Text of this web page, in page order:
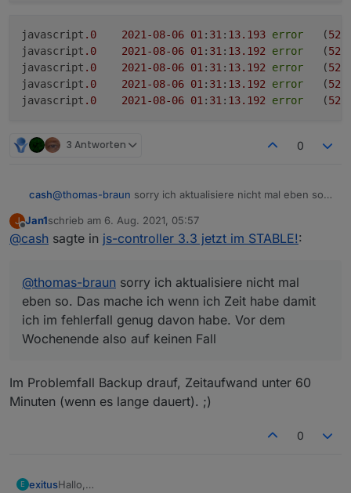
javascript .0 2021 -08-06 01 : 31 : 13.193 error
	(
javascript .0 2021 -08-06 01 : 31 : 13.192 error
	(
javascript .0 2021 -08-06 01 : 31 : 13.192 error
	(
javascript .0 2021 -08-06 01 : 31 : 13.192 error
	(
javascript .0 2021 -08-06 01 : 31 : 13.192 error
	(
3 Antworten 0
cash@thomas-braun sorry ich aktualisiere nicht mal eben so.
genug davon habe. Vor dem Wochenende also auf
keinen Fall
J
Offline
Jan1schrieb am 6. Aug. 2021, 05:57
zuletzt editiert von
@cash sagte in js-controller 3.3 jetzt im STABLE!:
@thomas-braun sorry ich aktualisiere nicht mal
eben so. Das mache ich wenn ich Zeit habe damit
ich im fehlerfall genug davon habe. Vor dem
Wochenende also auf keinen Fall
Im Problemfall Backup drauf, Zeitaufwand unter 60
Minuten (wenn es lange dauert). ;)
0
E exitusHallo,